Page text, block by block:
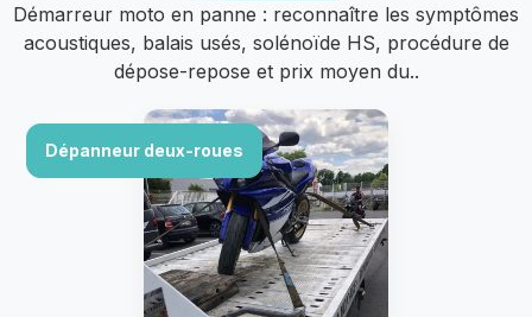
Démarreur moto en panne : reconnaître les symptômes
acoustiques, balais usés, solénoïde HS, procédure de
dépose-repose et prix moyen du..
Dépanneur deux-roues